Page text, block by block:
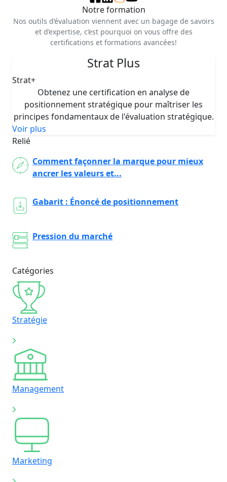
Notre formation
Nos outils d’évaluation viennent avec un bagage de savoirs
et d’expertise, c’est pourquoi on vous offre des
certifications et formations avancées!
Strat Plus
Strat+
Obtenez une certification en analyse de
positionnement stratégique pour maîtriser les
principes fondamentaux de l'évaluation stratégique.
Voir plus
Relié
Comment façonner la marque pour mieux
ancrer les valeurs et...
Gabarit : Énoncé de positionnement
Pression du marché
Catégories
Stratégie
Management
Marketing